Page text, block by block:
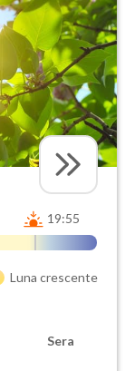
19:55
Luna crescente
Sera